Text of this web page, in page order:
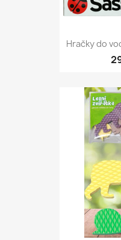
Hračky do